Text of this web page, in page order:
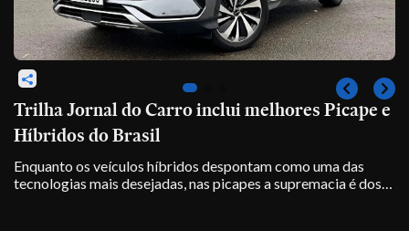
Trilha Jornal do Carro inclui melhores Picape e
Híbridos do Brasil
Enquanto os veículos híbridos despontam como uma das
tecnologias mais desejadas, nas picapes a supremacia é dos